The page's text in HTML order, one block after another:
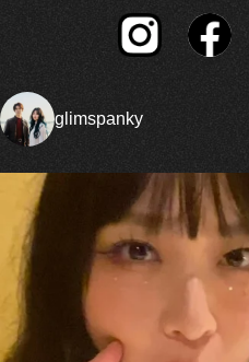
glimspanky